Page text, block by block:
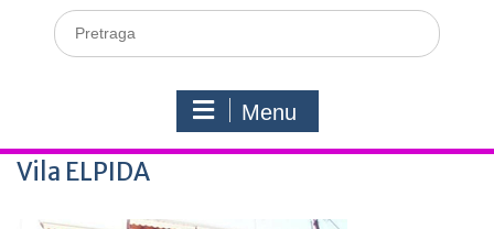
Menu
Vila ELPIDA